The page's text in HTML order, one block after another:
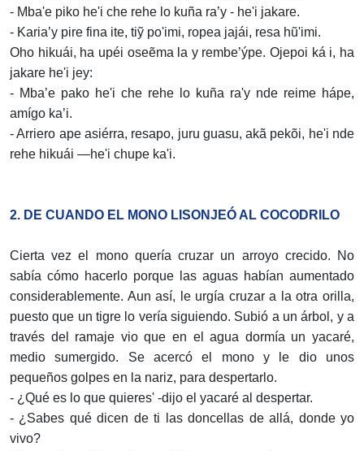
- Mba'e piko he'i che rehe lo kuña ra’y - he'i jakare.
- Karia’y pire fina ite, tiỹ po'imi, ropea jajái, resa hũ'imi.
Oho hikuái, ha upéi oseẽma la y rembe’ýpe. Ojepoi ká i, ha
jakare he'i jey:
- Mba’e pako he'i che rehe lo kuña ra'y nde reime hápe,
amígo ka’i.
- Arriero ape asiérra, resapo, juru guasu, akã pekõi, he'i nde
rehe hikuái —he'i chupe ka'i.
2. DE CUANDO EL MONO LISONJEÓ AL COCODRILO
Cierta vez el mono quería cruzar un arroyo crecido. No
sabía cómo hacerlo porque las aguas habían aumentado
considerablemente. Aun así, le urgía cruzar a la otra orilla,
puesto que un tigre lo vería siguiendo. Subió a un árbol, y a
través del ramaje vio que en el agua dormía un yacaré,
medio sumergido. Se acercó el mono y le dio unos
pequeños golpes en la nariz, para despertarlo.
- ¿Qué es lo que quieres' -dijo el yacaré al despertar.
- ¿Sabes qué dicen de ti las doncellas de allá, donde yo
vivo?